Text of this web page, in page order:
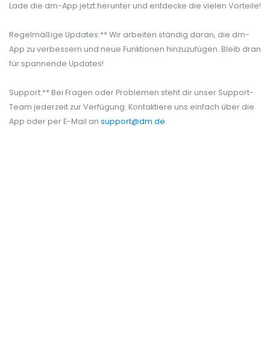
Lade die dm-App jetzt herunter und entdecke die vielen Vorteile!
Regelmäßige Updates:** Wir arbeiten ständig daran, die dm-
App zu verbessern und neue Funktionen hinzuzufügen. Bleib dran
für spannende Updates!
Support:** Bei Fragen oder Problemen steht dir unser Support-
Team jederzeit zur Verfügung. Kontaktiere uns einfach über die
App oder per E-Mail an support@dm.de.